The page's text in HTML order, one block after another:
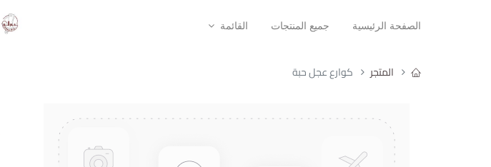
الصفحة الرئيسية جميع المنتجات القائمة
المتجر كوارع عجل حبة